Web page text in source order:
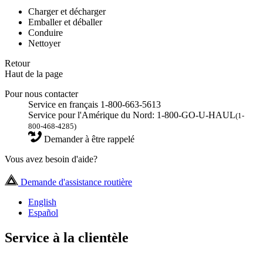
Charger et décharger
Emballer et déballer
Conduire
Nettoyer
Retour
Haut de la page
Pour nous contacter
Service en français 1-800-663-5613
Service pour l'Amérique du Nord: 1-800-GO-U-HAUL(1-
800-468-4285)
Demander à être rappelé
Vous avez besoin d'aide?
Demande d'assistance routière
English
Español
Service à la clientèle